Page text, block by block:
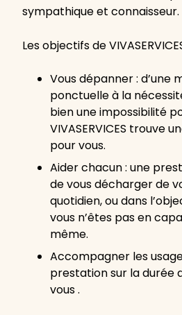
sympathique et connaisseur.
Les objectifs de
Vous dépanner : d’une
ponctuelle à la
bien une impossibilité
VIVASERVICES trouve
pour vous.
Aider chacun : une
de vous décharger de
quotidien, ou dans
vous n’êtes pas en
même.
Accompagner les
prestation sur la durée
vous .